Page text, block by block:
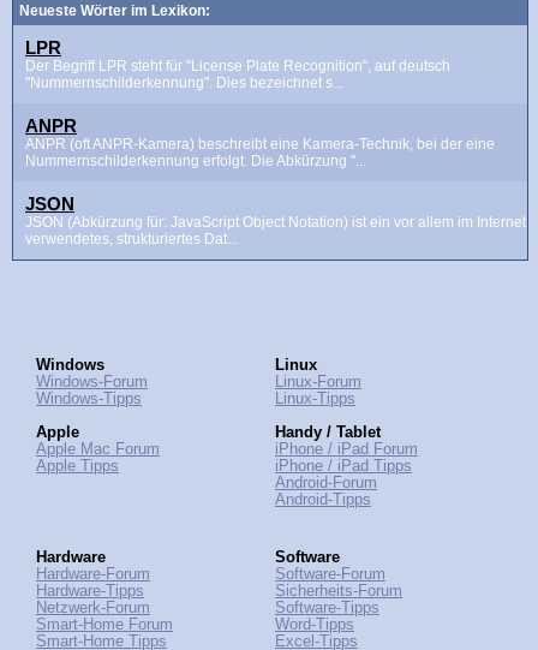
Neueste Wörter im Lexikon:
LPR
Der Begriff LPR steht für "License Plate Recognition", auf deutsch
"Nummernschilderkennung". Dies bezeichnet s...
ANPR
ANPR (oft ANPR-Kamera) beschreibt eine Kamera-Technik, bei der eine
Nummernschilderkennung erfolgt. Die Abkürzung "...
JSON
JSON (Abkürzung für: JavaScript Object Notation) ist ein vor allem im Internet
verwendetes, strukturiertes Dat...
Windows
Windows-Forum
Windows-Tipps
Apple
Apple Mac Forum
Apple Tipps
Linux
Linux-Forum
Linux-Tipps
Handy / Tablet
iPhone / iPad Forum
iPhone / iPad Tipps
Android-Forum
Android-Tipps
Hardware
Hardware-Forum
Hardware-Tipps
Netzwerk-Forum
Smart-Home Forum
Smart-Home Tipps
Software
Software-Forum
Sicherheits-Forum
Software-Tipps
Word-Tipps
Excel-Tipps